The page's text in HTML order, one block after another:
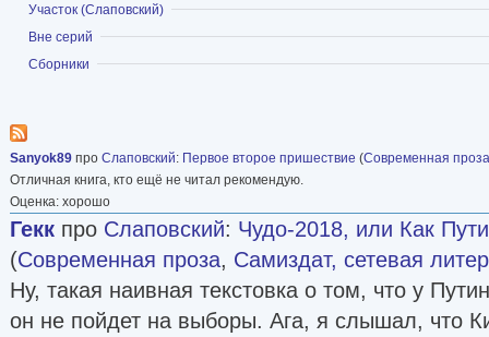
Показать
Участок (Слаповский)
Показать
Вне серий
Показать
Сборники
Sanyok89 про Слаповский: Первое второе пришествие (Современная проза
Отличная книга, кто ещё не читал рекомендую.
Оценка: хорошо
Гекк про Слаповский: Чудо-2018, или Как
(Современная проза, Самиздат, сетевая
Ну, такая наивная текстовка о том, что у
он не пойдет на выборы. Ага, я слышал, что